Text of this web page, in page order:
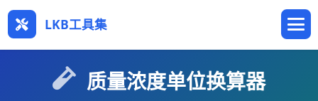
LKB工具集
质量浓度单位换算器